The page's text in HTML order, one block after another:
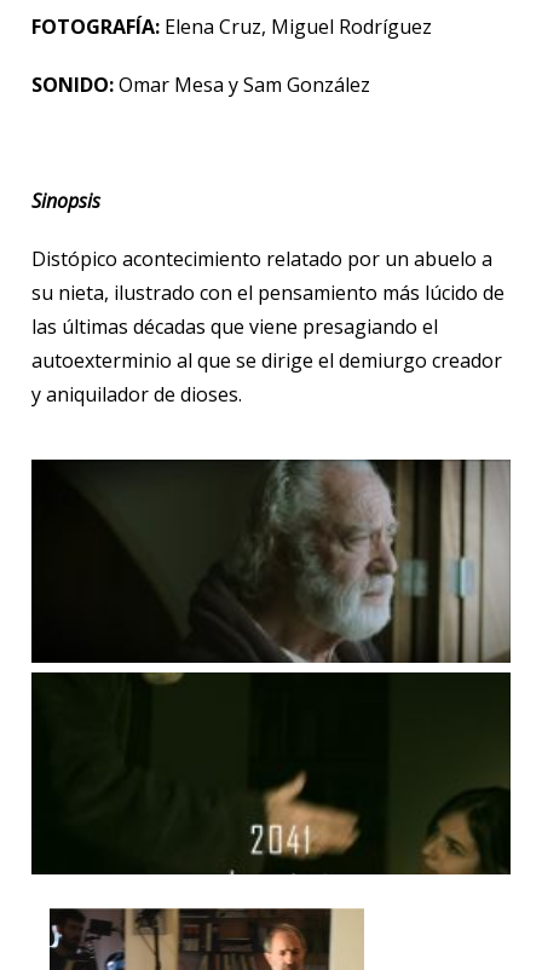
FOTOGRAFÍA: Elena Cruz, Miguel Rodríguez
SONIDO:Omar Mesa y Sam González
Sinopsis
Distópico acontecimiento relatado por un abuelo a
su nieta, ilustrado con el pensamiento más lúcido de
las últimas décadas que viene presagiando el
autoexterminio al que se dirige el demiurgo creador
y aniquilador de dioses.